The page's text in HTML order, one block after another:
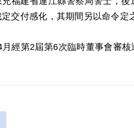
交付感化，其期間另以命令定
經第2屆第6次臨時董事會審
惟其常至匪區思想不無動搖